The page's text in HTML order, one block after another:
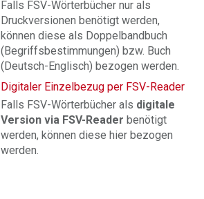
Falls FSV-Wörterbücher nur als
Druckversionen benötigt werden,
können diese als Doppelbandbuch
(Begriffsbestimmungen) bzw. Buch
(Deutsch-Englisch) bezogen werden.
Digitaler Einzelbezug per FSV-Reader
Falls FSV-Wörterbücher als digitale
Version via FSV-Readerbenötigt
werden, können diese hier bezogen
werden.